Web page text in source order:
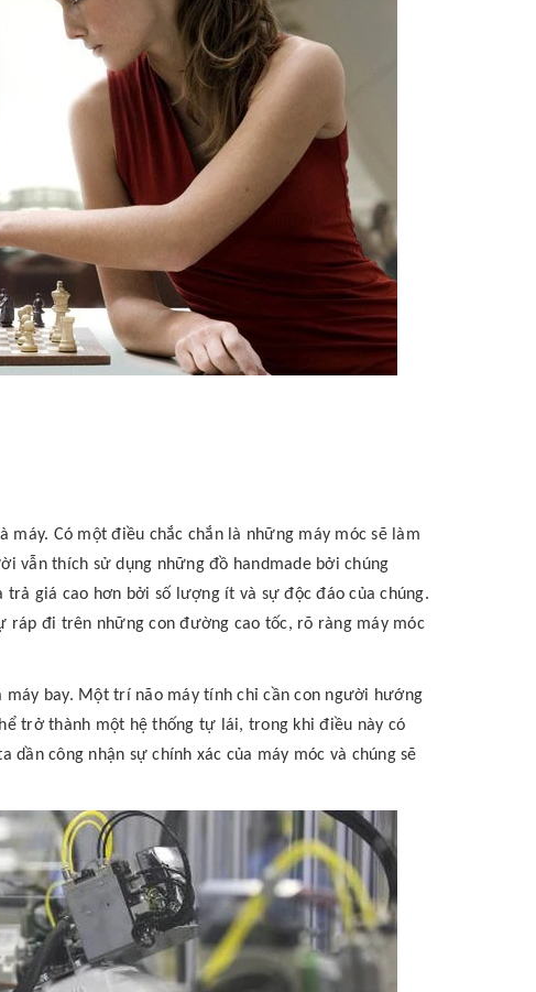
Có một điều chắc chắn là những máy móc sẽ làm
vẫn thích sử dụng những đồ handmade bởi chúng
giá cao hơn bởi số lượng ít và sự độc đáo của chúng.
ráp đi trên những con đường cao tốc, rõ ràng máy móc
bay. Một trí não máy tính chỉ cần con người hướng
trở thành một hệ thống tự lái, trong khi điều này có
công nhận sự chính xác của máy móc và chúng sẽ